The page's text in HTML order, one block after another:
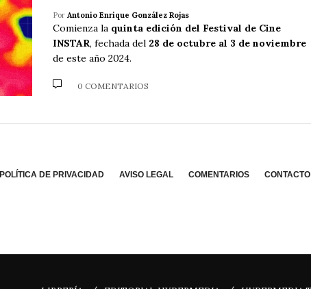
Por Antonio Enrique González Rojas
Comienza la quinta edición del Festival de Cine
INSTAR, fechada del 28 de octubre al 3 de noviembre
de este año 2024.
0 COMENTARIOS
POLÍTICA DE PRIVACIDAD AVISO LEGAL COMENTARIOS CONTACTO